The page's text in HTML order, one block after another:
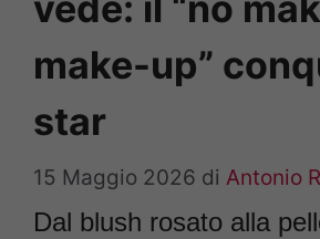
make-up”
star
15 Maggio 2026 di Antonio
Dal blush rosato alla